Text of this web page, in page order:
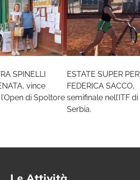
SPINELLI
vince
di Spoltore
ESTATE SUPER PER
FEDERICA SACCO,
semifinale nell’ITF di
Serbia.